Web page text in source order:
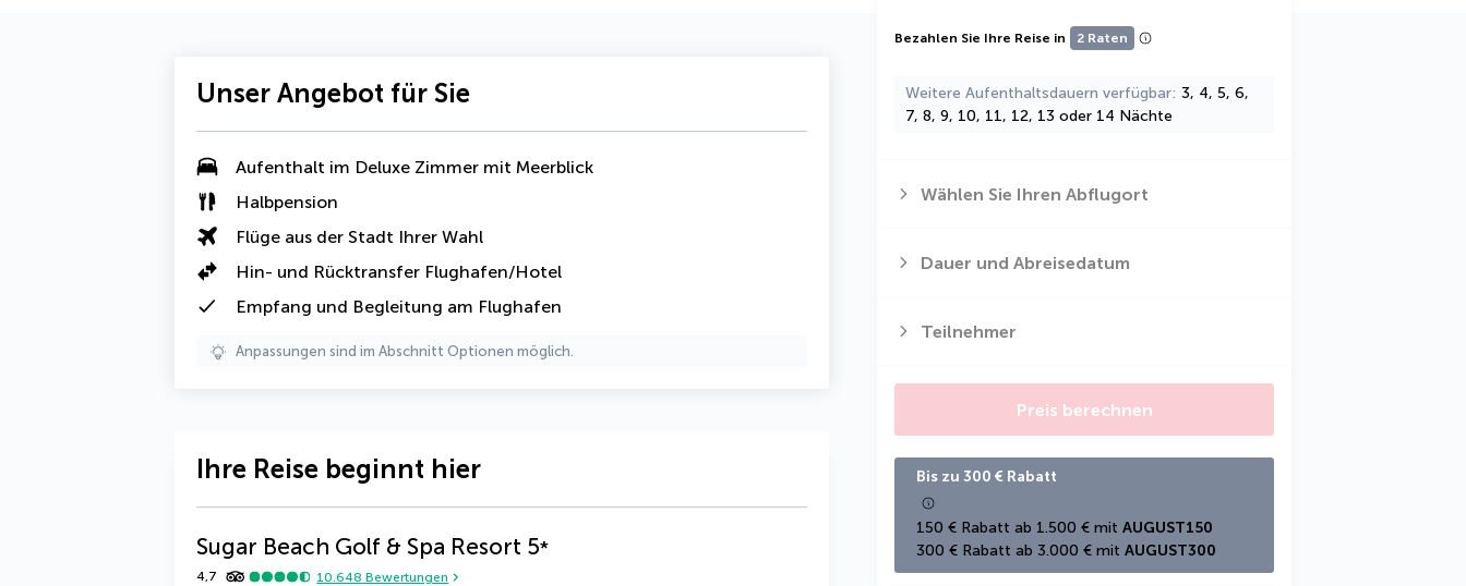
Bezahlen Sie Ihre Reise in 2 Raten
Weitere Aufenthaltsdauern verfügbar 3, 4, 5, 6,
7, 8, 9, 10, 11, 12, 13 oder 14 Nächte
Wählen Sie Ihren Abflugort
Dauer und Abreisedatum
Teilnehmer
Preis berechnen
Bis zu 300 € Rabatt
150 € Rabatt ab 1.500 € mit AUGUST150
300 € Rabatt ab 3.000 € mit AUGUST300
Unser Angebot für Sie
Aufenthalt im Deluxe Zimmer mit Meerblick
Halbpension
Flüge aus der Stadt Ihrer Wahl
Hin- und Rücktransfer Flughafen/Hotel
Empfang und Begleitung am Flughafen
Anpassungen sind im Abschnitt Optionen möglich.
Ihre Reise beginnt hier
Sugar Beach Golf & Spa Resort 5*
4,7 10.648 Bewertungen